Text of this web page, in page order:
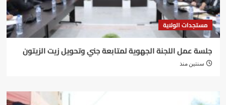
مستجدات الولاية
جلسة عمل اللجنة الجهوية لمتابعة جني وتحويل زيت الزيتون
سنتين منذ